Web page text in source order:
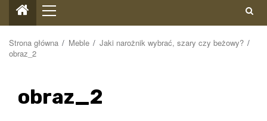
Menu
główne
Strona główna Meble
Jaki narożnik wybrać, szary czy beżowy?
obraz_2
obraz_2